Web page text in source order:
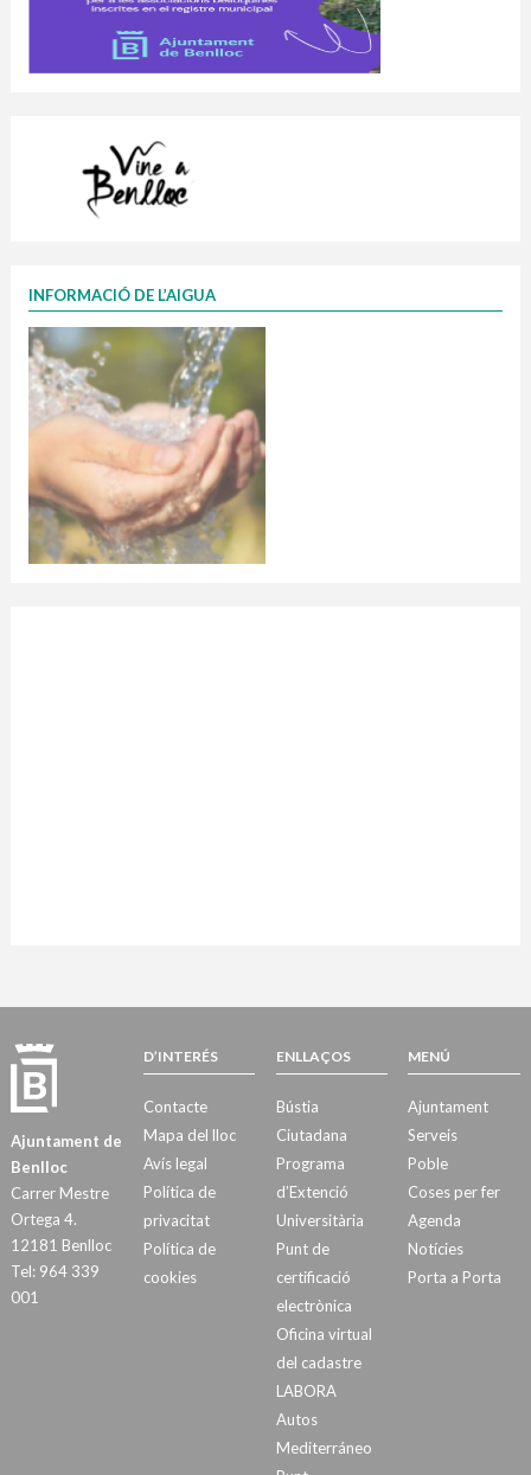
INFORMACIÓ DE L’AIGUA
Ajuntament de
Benlloc
Carrer Mestre
Ortega 4.
12181 Benlloc
Tel: 964 339
001
D’INTERÉS
Contacte
Mapa del lloc
Avís legal
Política de
privacitat
Política de
cookies
ENLLAÇOS
Bústia
Ciutadana
Programa
d’Extenció
Universitària
Punt de
certificació
electrònica
Oficina virtual
del cadastre
LABORA
Autos
Mediterráneo
MENÚ
Ajuntament
Serveis
Poble
Coses per fer
Agenda
Notícies
Porta a Porta